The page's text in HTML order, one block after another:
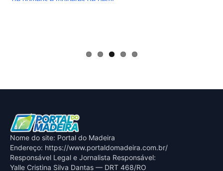
Nome do site: Portal do Madeira
Endereço: https://www.portaldomadeira.com.br/
Responsável Legal e Jornalista Responsável:
Yalle Cristina Silva Dantas — DRT 468/RO